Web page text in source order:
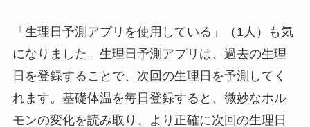
「生理日予測アプリを使用している」（1人）も気
になりました。生理日予測アプリは、過去の生理
日を登録することで、次回の生理日を予測してく
れます。基礎体温を毎日登録すると、微妙なホル
モンの変化を読み取り、より正確に次回の生理日